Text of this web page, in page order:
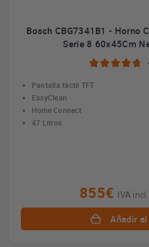
Bosch CBG7341B1 - Horno
Serie 8 60x45Cm
Pantalla táctil TFT
EasyClean
Home Connect
47 Litros
855€ IVA
Añadir